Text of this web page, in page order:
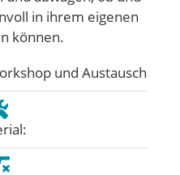
in ihrem eigenen
können.
und Austausch